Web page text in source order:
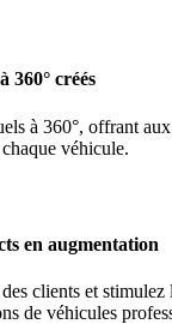
360° créés
à 360°, offrant
véhicule.
en augmentation
clients et stimulez
de véhicules